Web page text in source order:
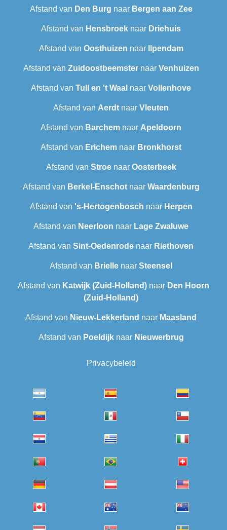
Afstand van Den Burg naar Bergen aan Zee
Afstand van Hensbroek naar Driehuis
Afstand van Oosthuizen naar Ilpendam
Afstand van Zuidoostbeemsternaar Venhuizen
Afstand van Tull en 't Waal naar Vollenhove
Afstand van Aerdt naar Vleuten
Afstand van Barchem naar Apeldoorn
Afstand van Erichem naar Bronkhorst
Afstand van Stroenaar Oosterbeek
Afstand van Berkel-Enschotnaar Waardenburg
Afstand van 's-Hertogenbosch naar Herpen
Afstand van Neerloon naar Lage Zwaluwe
Afstand van Sint-Oedenrode naar Riethoven
Afstand van Brielle naar Steensel
Afstand van Katwijk (Zuid-Holland) naar Den Hoorn
(Zuid-Holland)
Afstand van Nieuw-Lekkerland naar Maasland
Afstand van Poeldijknaar Nieuwerbrug
Privacybeleid